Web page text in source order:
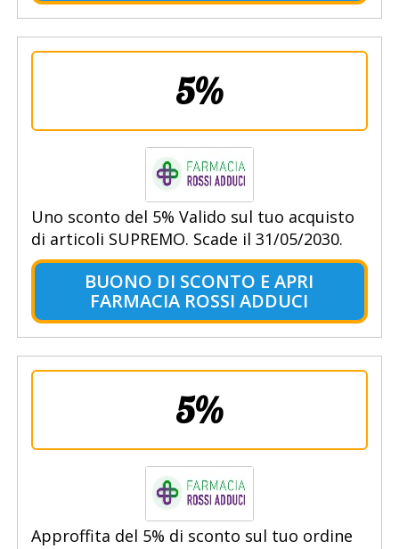
5%
Uno sconto del 5% Valido sul tuo acquisto
di articoli SUPREMO. Scade il 31/05/2030.
BUONO DI SCONTO E APRI
FARMACIA ROSSI ADDUCI
5%
Approffita del 5% di sconto sul tuo ordine